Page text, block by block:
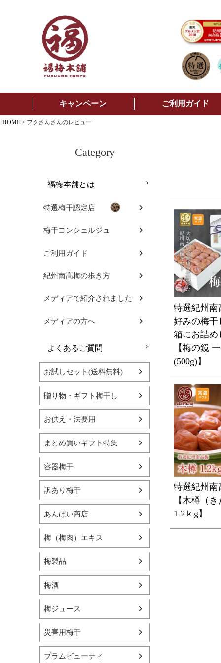
キャンペーン ご利用ガイド
HOME フクさんさんのレビュー
Category
福梅本舗とは
特選梅干認定店
梅干コンシェルジュ
ご利用ガイド
紀州南高梅の歩き方
メディアで紹介されました
メディアの方へ
よくあるご質問
お試しセット(送料無料)
贈り物・ギフト梅干し
お供え・法要用
まとめ買いギフト特集
容器梅干
訳あり梅干
あんばい商店
梅（梅肉）エキス
梅製品
梅酒
梅ジュース
災害用梅干
プラムビューティ
特選紀州南
好みの梅干
箱にお詰め
【梅の鏡
(500g)】
特選紀州南
【木樽（
1.2ｋg】